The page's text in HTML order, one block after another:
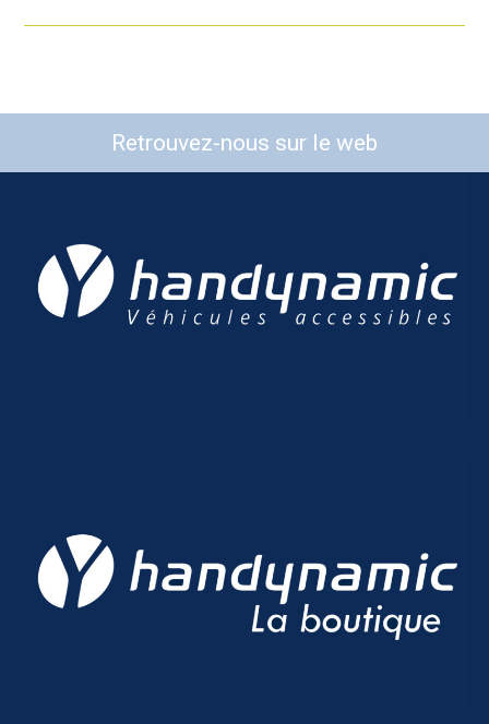
Retrouvez-nous sur le web